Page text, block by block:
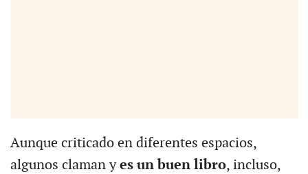
Aunque criticado en diferentes espacios,
algunos claman yes un buen libro, incluso,